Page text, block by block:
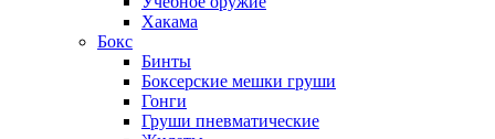
Хакама
Бокс
Бинты
Боксерские мешки груши
Гонги
Груши пневматические